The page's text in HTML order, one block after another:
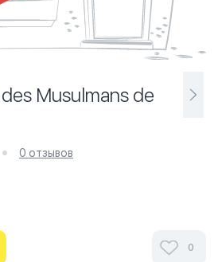
Musulmans de
0 отзывов
посетителей Ass'n Culturelle
в г.Париж на фотографиях и
0